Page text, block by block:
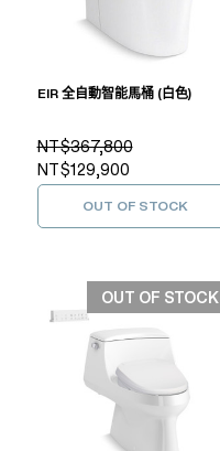
EIR 全自動智能馬桶 (白色)
NT$367,800
NT$129,900
OUT OF STOCK
OUT OF STOCK